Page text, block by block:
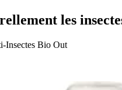
les
Insectes Bio Out